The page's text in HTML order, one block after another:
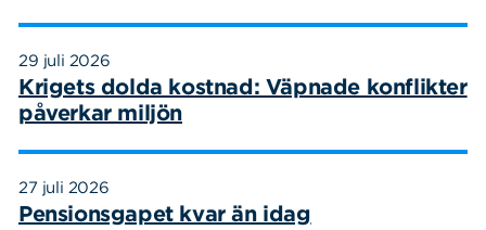
29 juli 2026
Krigets dolda kostnad: Väpnade konflikter
påverkar miljön
27 juli 2026
Pensionsgapet kvar än idag